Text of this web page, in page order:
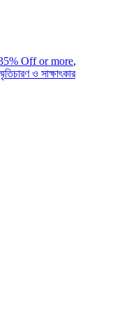
Off or more,
ও সাক্ষাৎকার